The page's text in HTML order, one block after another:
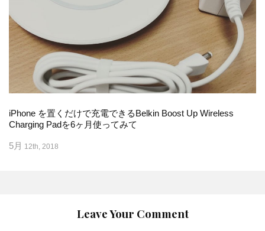
iPhone を置くだけで充電できるBelkin Boost Up Wireless
Charging Padを6ヶ月使ってみて
5月 12th, 2018
Leave Your Comment